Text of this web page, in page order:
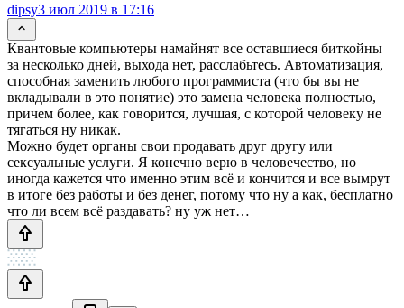
dipsy3 июл 2019 в 17:16
Квантовые компьютеры намайнят все оставшиеся биткойны
за несколько дней, выхода нет, расслабьтесь. Автоматизация,
способная заменить любого программиста (что бы вы не
вкладывали в это понятие) это замена человека полностью,
причем более, как говорится, лучшая, с которой человеку не
тягаться ну никак.
Можно будет органы свои продавать друг другу или
сексуальные услуги. Я конечно верю в человечество, но
иногда кажется что именно этим всё и кончится и все вымрут
в итоге без работы и без денег, потому что ну а как, бесплатно
что ли всем всё раздавать? ну уж нет…